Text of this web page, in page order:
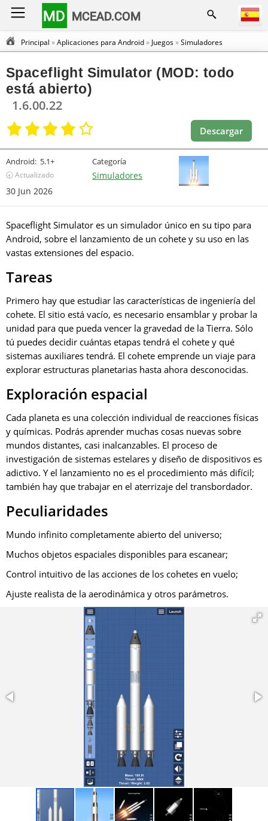
MD MCEAD.COM
Principal »Aplicaciones para Android» Juegos»Simuladores
Spaceflight Simulator (MOD: todo
está abierto)
1.6.00.22
Descargar
Android: 5.1+
🕣 Actualizado
30 Jun 2026
Categoría
Simuladores
Spaceflight Simulator es un simulador único en su tipo para
Android, sobre el lanzamiento de un cohete y su uso en las
vastas extensiones del espacio.
Tareas
Primero hay que estudiar las características de ingeniería del
cohete. El sitio está vacío, es necesario ensamblar y probar la
unidad para que pueda vencer la gravedad de la Tierra. Sólo
tú puedes decidir cuántas etapas tendrá el cohete y qué
sistemas auxiliares tendrá. El cohete emprende un viaje para
explorar estructuras planetarias hasta ahora desconocidas.
Exploración espacial
Cada planeta es una colección individual de reacciones físicas
y químicas. Podrás aprender muchas cosas nuevas sobre
mundos distantes, casi inalcanzables. El proceso de
investigación de sistemas estelares y diseño de dispositivos es
adictivo. Y el lanzamiento no es el procedimiento más difícil;
también hay que trabajar en el aterrizaje del transbordador.
Peculiaridades
Mundo infinito completamente abierto del universo;
Muchos objetos espaciales disponibles para escanear;
Control intuitivo de las acciones de los cohetes en vuelo;
Ajuste realista de la aerodinámica y otros parámetros.